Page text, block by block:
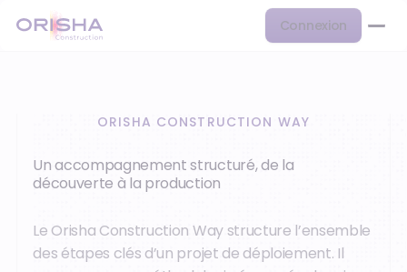
Connexion
ORISHA CONSTRUCTION WAY
Un accompagnement structuré, de la
découverte à la production
Le Orisha Construction Way structure l’ensemble
des étapes clés d’un projet de déploiement. Il